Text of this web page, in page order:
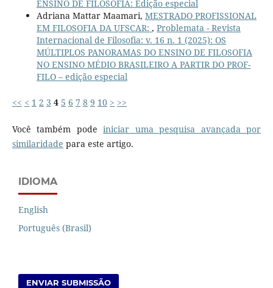
ENSINO DE FILOSOFIA: Edição especial
Adriana Mattar Maamari, MESTRADO PROFISSIONAL
EM FILOSOFIA DA UFSCAR: , Problemata - Revista
Internacional de Filosofia: v. 16 n. 1 (2025): OS
MÚLTIPLOS PANORAMAS DO ENSINO DE FILOSOFIA
NO ENSINO MÉDIO BRASILEIRO A PARTIR DO PROF-
FILO – edição especial
<< < 1 2 3 4 5 6 7 8 9 10 > >>
Você também podeiniciar uma pesquisa avançada por
similaridade para este artigo.
IDIOMA
English
Português (Brasil)
ENVIAR SUBMISSÃO